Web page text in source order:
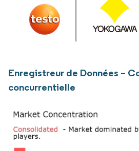
Enregistreur de Données –
concurrentielle